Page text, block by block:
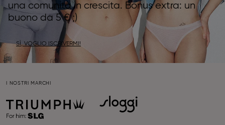
una comunità in crescita. Bonus extra: un
buono da 5 € ;)
SÌ, VOGLIO ISCRIVERMI!
I NOSTRI MARCHI